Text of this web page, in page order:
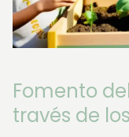
Fomento
través de